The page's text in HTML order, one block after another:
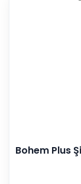
Bohem Plus